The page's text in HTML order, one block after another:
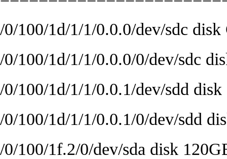
/0/100/1d/1/1/0.0.0/dev/sdc disk
/0/100/1d/1/1/0.0.0/0/dev/sdc
/0/100/1d/1/1/0.0.1/dev/sdd disk
/0/100/1d/1/1/0.0.1/0/dev/sdd
/0/100/1f.2/0/dev/sda disk